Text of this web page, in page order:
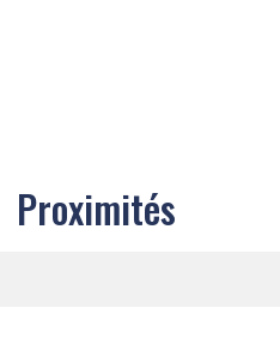
Proximités